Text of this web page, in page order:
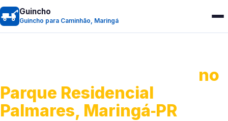
Guincho
Guincho para Caminhão, Maringá
no
Parque Residencial
Palmares, Maringá‑PR